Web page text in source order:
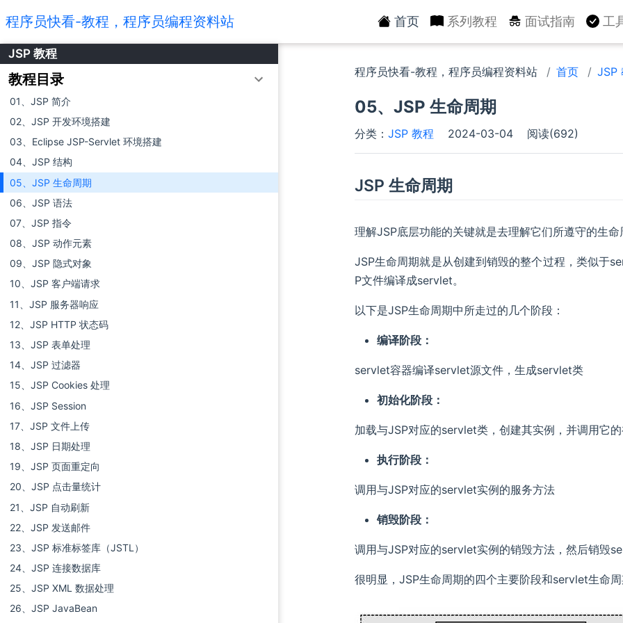
程序员快看-教程，程序员编程资料站 首页 系列教程 面试指南 工
JSP 教程
教程目录
01、JSP 简介
02、JSP 开发环境搭建
03、Eclipse JSP-Servlet 环境搭建
04、JSP 结构
05、JSP 生命周期
06、JSP 语法
07、JSP 指令
08、JSP 动作元素
09、JSP 隐式对象
10、JSP 客户端请求
11、JSP 服务器响应
12、JSP HTTP 状态码
13、JSP 表单处理
14、JSP 过滤器
15、JSP Cookies 处理
16、JSP Session
17、JSP 文件上传
18、JSP 日期处理
19、JSP 页面重定向
20、JSP 点击量统计
21、JSP 自动刷新
22、JSP 发送邮件
23、JSP 标准标签库（JSTL）
24、JSP 连接数据库
25、JSP XML 数据处理
26、JSP JavaBean
程序员快看-教程，程序员编程资料站 首页 JSP
05、JSP 生命周期
分类： JSP 教程 2024-03-04 阅读(692)
JSP 生命周期
理解JSP底层功能的关键就是去理解它们所遵守的生命
JSP生命周期就是从创建到销毁的整个过程，类似于
P文件编译成servlet。
以下是JSP生命周期中所走过的几个阶段：
编译阶段：
servlet容器编译servlet源文件，生成servlet类
初始化阶段：
加载与JSP对应的servlet类，创建其实例，并调用它
执行阶段：
调用与JSP对应的servlet实例的服务方法
销毁阶段：
调用与JSP对应的servlet实例的销毁方法，然后销毁
很明显，JSP生命周期的四个主要阶段和servlet生命